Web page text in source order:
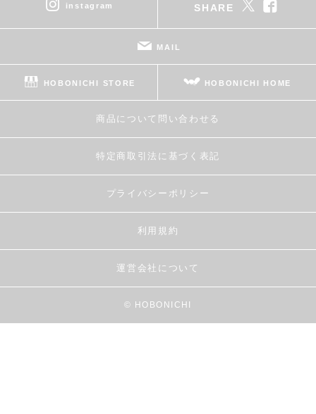
instagram SHARE
MAIL
HOBONICHI STORE HOBONICHI HOME
商品について問い合わせる
特定商取引法に基づく表記
プライバシーポリシー
利用規約
運営会社について
© HOBONICHI